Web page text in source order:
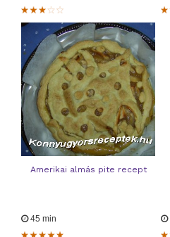
Amerikai almás pite recept
45 min